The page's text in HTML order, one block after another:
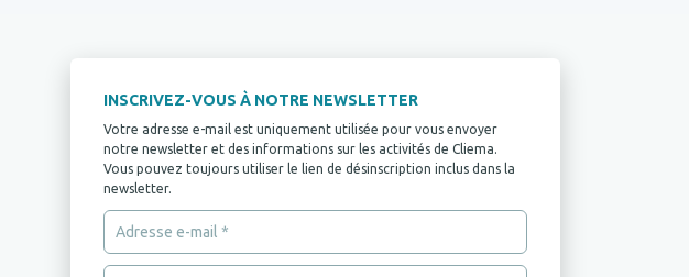
INSCRIVEZ-VOUS À NOTRE NEWSLETTER
Votre adresse e-mail est uniquement utilisée pour vous envoyer
notre newsletter et des informations sur les activités de Cliema.
Vous pouvez toujours utiliser le lien de désinscription inclus dans la
newsletter.